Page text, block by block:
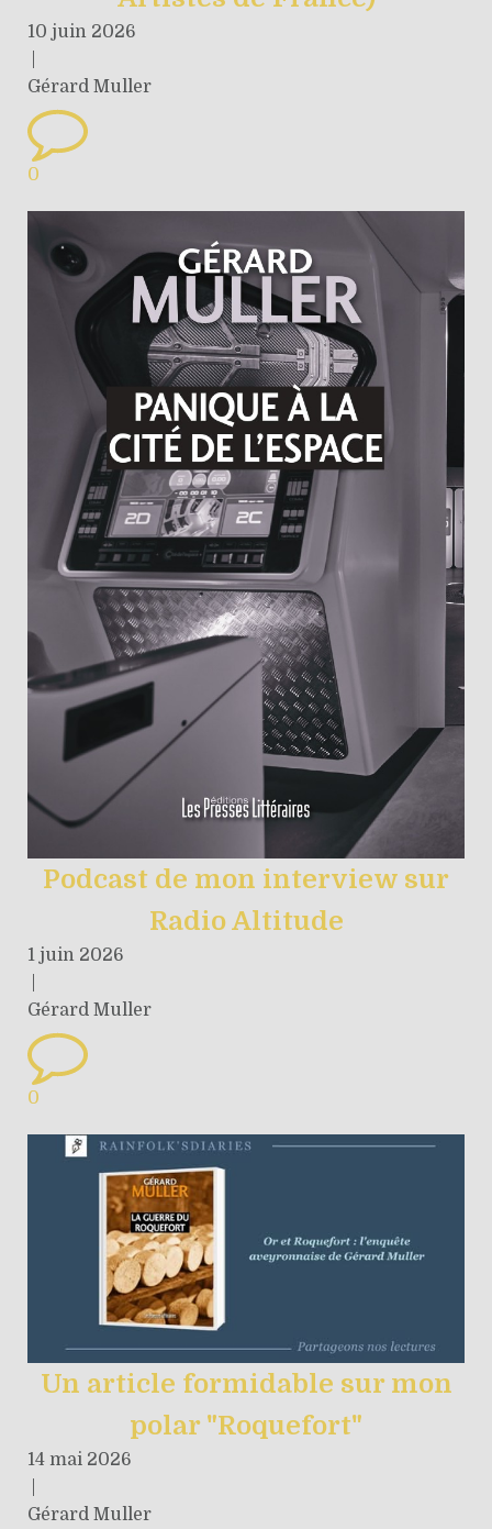
10 juin 2026
Gérard Muller
0
Podcast de mon interview sur
Radio Altitude
1 juin 2026
Gérard Muller
0
Un article formidable sur mon
polar "Roquefort"
14 mai 2026
Gérard Muller